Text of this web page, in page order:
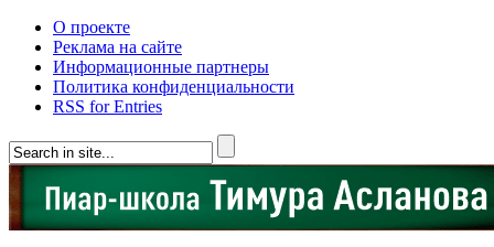
О проекте
Реклама на сайте
Информационные партнеры
Политика конфиденциальности
RSS for Entries